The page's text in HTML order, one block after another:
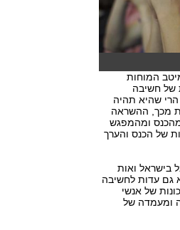
המוחות
של חשיבה
שהיא תהיה
מכך, ההשראה
מהכנס ומהמפגש
של הכנס והערך
בישראל ואות
גם עדות לחשיבה
של אנשי
ומעמדה של